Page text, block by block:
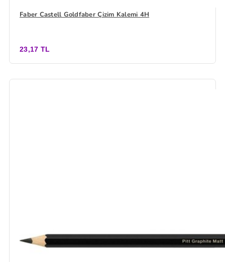
Faber Castell Goldfaber Çizim Kalemi 4H
23,17 TL